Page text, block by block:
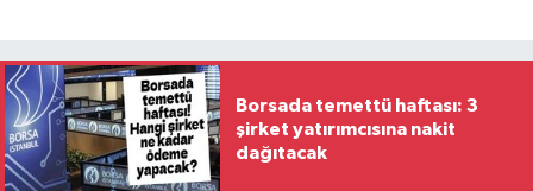
Borsada temettü haftası: 3
şirket yatırımcısına nakit
dağıtacak